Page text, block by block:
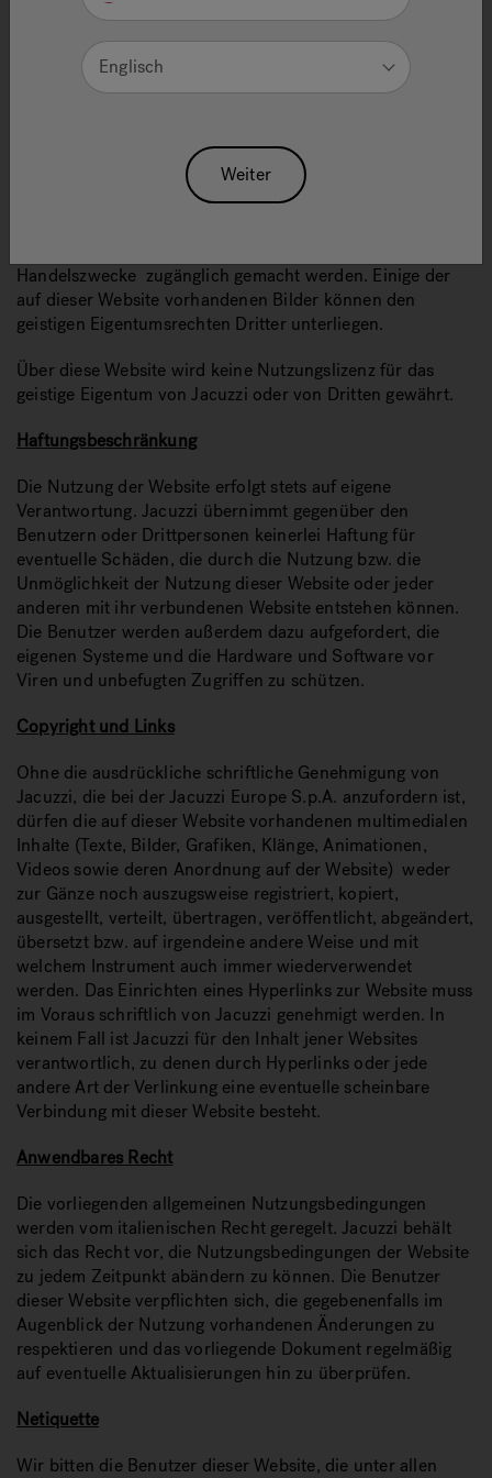
Alle Rechte hinsichtlich der Markenzeichen, Entwürfe,
von Jacuzzi. Daraus folgt, dass jegliche Reproduktion bzw.
jede auszugsweise oder vollständige Nutzung irgendeines
Bestandteils dieser Website ohne vorhergehende
Handelszwecke zugänglich gemacht werden. Einige der
auf dieser Website vorhandenen Bilder können den
geistigen Eigentumsrechten Dritter unterliegen.
Über diese Website wird keine Nutzungslizenz für das
geistige Eigentum von Jacuzzi oder von Dritten gewährt.
Haftungsbeschränkung
Die Nutzung der Website erfolgt stets auf eigene
Verantwortung. Jacuzzi übernimmt gegenüber den
Benutzern oder Drittpersonen keinerlei Haftung für
eventuelle Schäden, die durch die Nutzung bzw. die
Unmöglichkeit der Nutzung dieser Website oder jeder
anderen mit ihr verbundenen Website entstehen können.
Die Benutzer werden außerdem dazu aufgefordert, die
eigenen Systeme und die Hardware und Software vor
Viren und unbefugten Zugriffen zu schützen.
Copyright und Links
Ohne die ausdrückliche schriftliche Genehmigung von
Jacuzzi, die bei der Jacuzzi Europe S.p.A. anzufordern ist,
dürfen die auf dieser Website vorhandenen multimedialen
Inhalte (Texte, Bilder, Grafiken, Klänge, Animationen,
Videos sowie deren Anordnung auf der Website) weder
zur Gänze noch auszugsweise registriert, kopiert,
ausgestellt, verteilt, übertragen, veröffentlicht, abgeändert,
übersetzt bzw. auf irgendeine andere Weise und mit
welchem Instrument auch immer wiederverwendet
werden. Das Einrichten eines Hyperlinks zur Website muss
im Voraus schriftlich von Jacuzzi genehmigt werden. In
keinem Fall ist Jacuzzi für den Inhalt jener Websites
verantwortlich, zu denen durch Hyperlinks oder jede
andere Art der Verlinkung eine eventuelle scheinbare
Verbindung mit dieser Website besteht.
Anwendbares Recht
Die vorliegenden allgemeinen Nutzungsbedingungen
werden vom italienischen Recht geregelt. Jacuzzi behält
sich das Recht vor, die Nutzungsbedingungen der Website
zu jedem Zeitpunkt abändern zu können. Die Benutzer
dieser Website verpflichten sich, die gegebenenfalls im
Augenblick der Nutzung vorhandenen Änderungen zu
respektieren und das vorliegende Dokument regelmäßig
auf eventuelle Aktualisierungen hin zu überprüfen.
Netiquette
Wir bitten die Benutzer dieser Website, die unter allen
Englisch
Weiter